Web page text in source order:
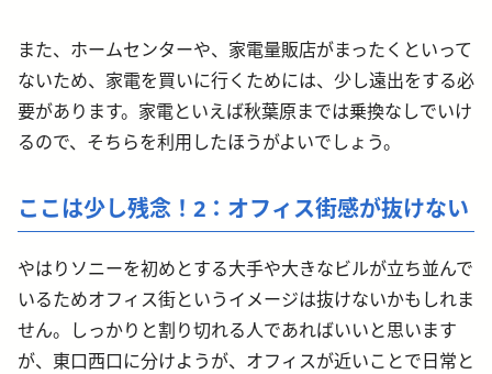
また、ホームセンターや、家電量販店がまったくといって
ないため、家電を買いに行くためには、少し遠出をする必
要があります。家電といえば秋葉原までは乗換なしでいけ
るので、そちらを利用したほうがよいでしょう。
ここは少し残念！2：オフィス街感が抜けない
やはりソニーを初めとする大手や大きなビルが立ち並んで
いるためオフィス街というイメージは抜けないかもしれま
せん。しっかりと割り切れる人であればいいと思います
が、東口西口に分けようが、オフィスが近いことで日常と